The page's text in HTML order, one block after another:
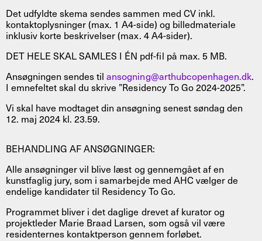
Det udfyldte skema sendes sammen med CV inkl.
kontaktoplysninger (max. 1 A4-side) og billedmateriale
inklusiv korte beskrivelser (max. 4 A4-sider).
DET HELE SKAL SAMLES I ÉN pdf-fil på max. 5 MB.
Ansøgningen sendes tilansogning@arthubcopenhagen.dk.
I emnefeltet skal du skrive ”Residency To Go 2024-2025”.
Vi skal have modtaget din ansøgning senest søndag den
12. maj 2024 kl. 23.59.
BEHANDLING AF ANSØGNINGER:
Alle ansøgninger vil blive læst og gennemgået af en
kunstfaglig jury, som i samarbejde med AHC vælger de
endelige kandidater til Residency To Go.
Programmet bliver i det daglige drevet af kurator og
projektleder Marie Braad Larsen, som også vil være
residenternes kontaktperson gennem forløbet.